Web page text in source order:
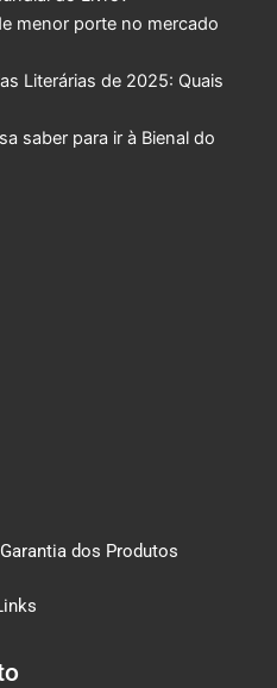
menor porte no mercado
Literárias de 2025: Quais
saber para ir à Bienal do
Garantia dos Produtos